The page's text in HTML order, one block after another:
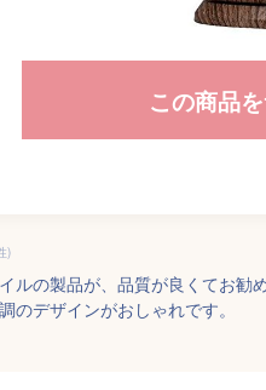
この商品
)
ルの製品が、品質が良くてお勧
のデザインがおしゃれです。